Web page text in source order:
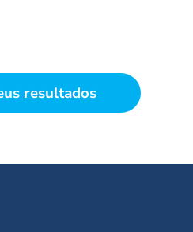
resultados